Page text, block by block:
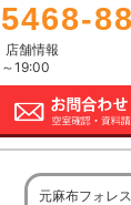
店舗情報
19:00
元麻布フォレ